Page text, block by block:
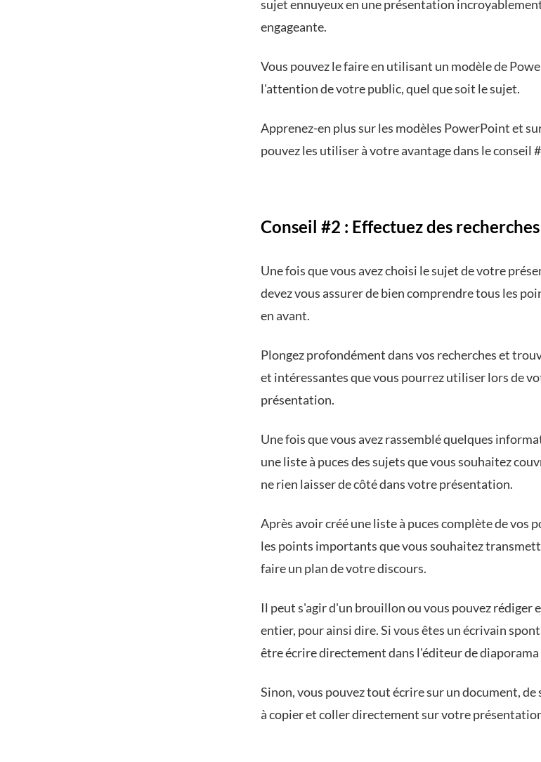
sujet ennuyeux en une présentation
engageante.
Vous pouvez le faire en utilisant un modèle de
l'attention de votre public, quel que soit le sujet.
Apprenez-en plus sur les modèles PowerPoint et
pouvez les utiliser à votre avantage dans le conseil
Conseil #2 : Effectuez des
Une fois que vous avez choisi le sujet de votre
devez vous assurer de bien comprendre tous les
en avant.
Plongez profondément dans vos recherches et
et intéressantes que vous pourrez utiliser lors de
présentation.
Une fois que vous avez rassemblé quelques
une liste à puces des sujets que vous souhaitez
ne rien laisser de côté dans votre présentation.
Après avoir créé une liste à puces complète de vos
les points importants que vous souhaitez
faire un plan de votre discours.
Il peut s'agir d'un brouillon ou vous pouvez rédiger
entier, pour ainsi dire. Si vous êtes un écrivain
être écrire directement dans l'éditeur de
Sinon, vous pouvez tout écrire sur un document, de
à copier et coller directement sur votre